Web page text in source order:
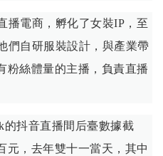
播電商，孵化了女裝IP，至
們自研服裝設計，與產業帶
粉絲體量的主播，負責直播
的抖音直播間后臺數據截
元，去年雙十一當天，其中